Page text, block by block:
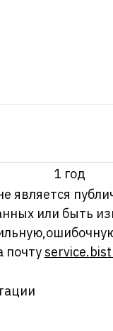
1 год
является
или быть
почту